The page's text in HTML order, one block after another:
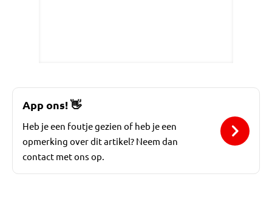
App ons!👋
Heb je een foutje gezien of heb je een
opmerking over dit artikel? Neem dan
contact met ons op.